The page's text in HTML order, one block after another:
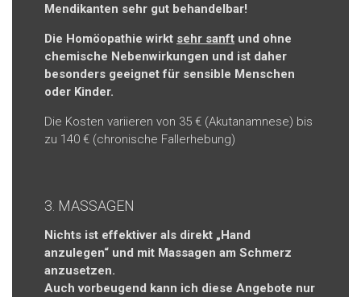
Mendikanten sehr gut behandelbar!
Die Homöopathie wirkt sehr sanft und ohne
chemische Nebenwirkungen und ist daher
besonders geeignet für sensible Menschen
oder Kinder.
Die Kosten variieren von 35 € (Akutanamnese) bis
zu 140 € (chronische Fallerhebung)
3. MASSAGEN
Nichts ist effektiver als direkt „Hand
anzulegen“ und mit Massagen am Schmerz
anzusetzen.
Auch vorbeugend kann ich diese Angebote nur